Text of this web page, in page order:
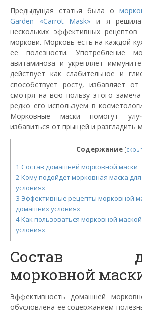
Предыдущая статья была о
Garden «Carrot Mask» и я решила
нескольких эффективных
моркови. Морковь есть на каждой
ее полезности. Употребление
авитаминоза и укрепляет
действует как слабительное и
способствует росту, избавляет
смотря на всю пользу этого
редко его используем в
Морковные маски помогут
избавиться от прыщей и разгладить
Содержание [
1 Состав домашней морковной маски
2 Кому подойдет морковная маска
условиях
3 Эффективные рецепты морковной
домашних условиях
4Как пользоваться морковной
условиях
Состав
морковной
Эффективность домашней
обусловлена ее содержанием